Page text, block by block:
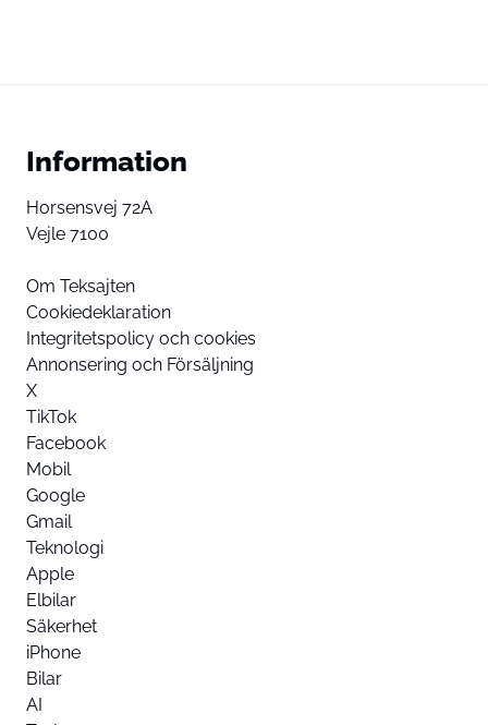
Information
Horsensvej 72A
Vejle 7100
Om Teksajten
Cookiedeklaration
Integritetspolicy och cookies
Annonsering och Försäljning
X
TikTok
Facebook
Mobil
Google
Gmail
Teknologi
Apple
Elbilar
Säkerhet
iPhone
Bilar
AI